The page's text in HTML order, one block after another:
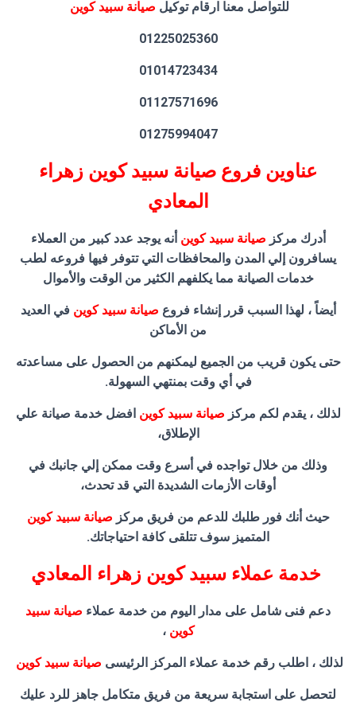
للتواصل معنا ارقام توكيل صيانة سبيد كوين
01225025360
01014723434
01127571696
01275994047
عناوين فروع صيانة سبيد كوين زهراء
المعادي
أدرك مركز صيانة سبيد كوين أنه يوجد عدد كبير من العملاء
يسافرون إلي المدن والمحافظات التي تتوفر فيها فروعه لطب
خدمات الصيانة مما يكلفهم الكثير من الوقت والأموال
أيضاً ، لهذا السبب قرر إنشاء فروع صيانة سبيد كوينفي العديد
من الأماكن
حتى يكون قريب من الجميع ليمكنهم من الحصول على مساعدته
في أي وقت بمنتهي السهولة.
لذلك ، يقدم لكم مركز صيانة سبيد كوين افضل خدمة صيانة علي
الإطلاق،
وذلك من خلال تواجده في أسرع وقت ممكن إلي جانبك في
أوقات الأزمات الشديدة التي قد تحدث،
حيث أنك فور طلبك للدعم من فريق مركز صيانة سبيد كوين
المتميز سوف تتلقى كافة احتياجاتك.
خدمة عملاء سبيد كوين زهراء المعادي
دعم فنى شامل على مدار اليوم من خدمة عملاء صيانة سبيد
كوين،
لذلك ، اطلب رقم خدمة عملاء المركز الرئيسى صيانة سبيد كوين
لتحصل على استجابة سريعة من فريق متكامل جاهز للرد عليك